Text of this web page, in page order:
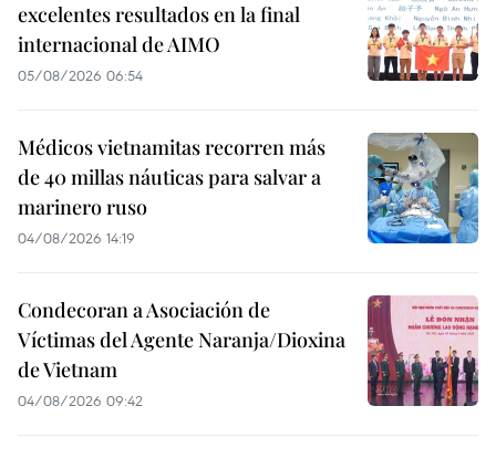
excelentes resultados en la final
internacional de AIMO
05/08/2026 06:54
Médicos vietnamitas recorren más
de 40 millas náuticas para salvar a
marinero ruso
04/08/2026 14:19
Condecoran a Asociación de
Víctimas del Agente Naranja/Dioxina
de Vietnam
04/08/2026 09:42